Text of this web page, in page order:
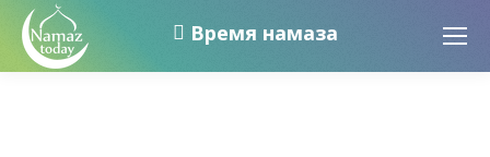
Время намаза